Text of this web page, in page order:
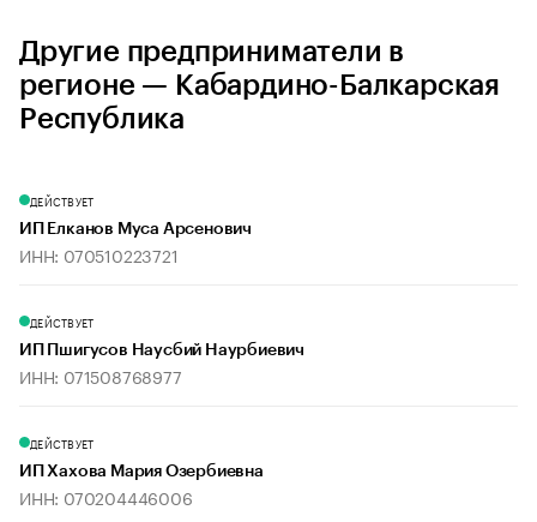
Другие предприниматели в
регионе — Кабардино-Балкарская
Республика
ДЕЙСТВУЕТ
ИП Елканов Муса Арсенович
ИНН: 070510223721
ДЕЙСТВУЕТ
ИП Пшигусов Наусбий Наурбиевич
ИНН: 071508768977
ДЕЙСТВУЕТ
ИП Хахова Мария Озербиевна
ИНН: 070204446006